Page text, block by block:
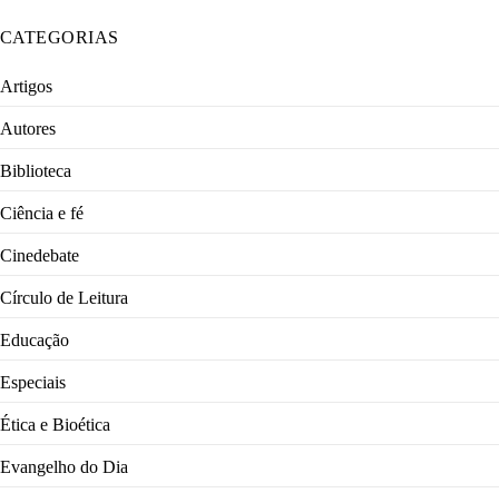
CATEGORIAS
Artigos
Autores
Biblioteca
Ciência e fé
Cinedebate
Círculo de Leitura
Educação
Especiais
Ética e Bioética
Evangelho do Dia